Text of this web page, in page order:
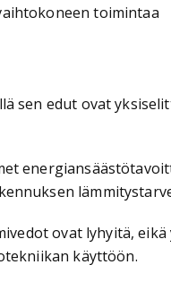
toimintaa
edut ovat
ovat lyhyitä,
käyttöön.